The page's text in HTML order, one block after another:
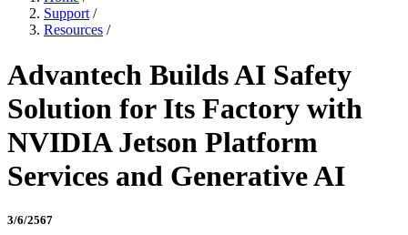
Support /
Resources /
Advantech Builds AI Safety
Solution for Its Factory with
NVIDIA Jetson Platform
Services and Generative AI
3/6/2567